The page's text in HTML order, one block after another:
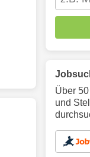
Über
und